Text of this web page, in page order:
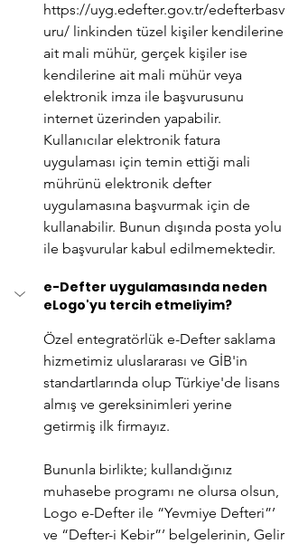
https://uyg.edefter.gov.tr/edefterbasv
uru/ linkinden tüzel kişiler kendilerine
ait mali mühür, gerçek kişiler ise
kendilerine ait mali mühür veya
elektronik imza ile başvurusunu
internet üzerinden yapabilir.
Kullanıcılar elektronik fatura
uygulaması için temin ettiği mali
mührünü elektronik defter
uygulamasına başvurmak için de
kullanabilir. Bunun dışında posta yolu
ile başvurular kabul edilmemektedir.
e-Defter uygulamasında neden
eLogo'yu tercih etmeliyim?
Özel entegratörlük e-Defter saklama
hizmetimiz uluslararası ve GİB'in
standartlarında olup Türkiye'de lisans
almış ve gereksinimleri yerine
getirmiş ilk firmayız.
Bununla birlikte; kullandığınız
muhasebe programı ne olursa olsun,
Logo e-Defter ile “Yevmiye Defteri”’
ve “Defter-i Kebir”’ belgelerinin, Gelir